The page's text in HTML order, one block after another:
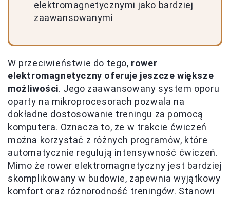
elektromagnetycznymi jako bardziej
zaawansowanymi
W przeciwieństwie do tego, rower
elektromagnetyczny oferuje jeszcze większe
możliwości. Jego zaawansowany system oporu
oparty na mikroprocesorach pozwala na
dokładne dostosowanie treningu za pomocą
komputera. Oznacza to, że w trakcie ćwiczeń
można korzystać z różnych programów, które
automatycznie regulują intensywność ćwiczeń.
Mimo że rower elektromagnetyczny jest bardziej
skomplikowany w budowie, zapewnia wyjątkowy
komfort oraz różnorodność treningów. Stanowi